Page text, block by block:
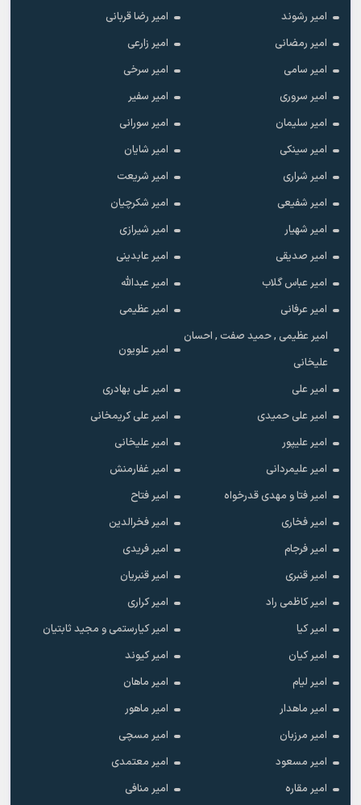
امیر رشوند
امیر رضا قربانی
امیر رمضانی
امیر زارعی
امیر سامی
امیر سرخی
امیر سروری
امیر سفیر
امیر سلیمان
امیر سورانی
امیر سینکی
امیر شایان
امیر شراری
امیر شریعت
امیر شفیعی
امیر شکرچیان
امیر شهیار
امیر شیرازی
امیر صدیقی
امیر عابدینی
امیر عباس گلاب
امیر عبدالله
امیر عرفانی
امیر عظیمی
امیر عظیمی , حمید صفت , احسان
علیخانی
امیر علویون
امیر علی
امیر علی بهادری
امیر علی حمیدی
امیر علی کریمخانی
امیر علیپور
امیر علیخانی
امیر علیمردانی
امیر غفارمنش
امیر فتا و مهدی قدرخواه
امیر فتاح
امیر فخاری
امیر فخرالدین
امیر فرجام
امیر فریدی
امیر قنبری
امیر قنبریان
امیر کاظمی راد
امیر کراری
امیر کیا
امیر کیارستمی و مجید ثابتیان
امیر کیان
امیر کیوند
امیر لیام
امیر ماهان
امیر ماهدار
امیر ماهور
امیر مرزبان
امیر مسچی
امیر مسعود
امیر معتمدی
امیر مقاره
امیر منافی